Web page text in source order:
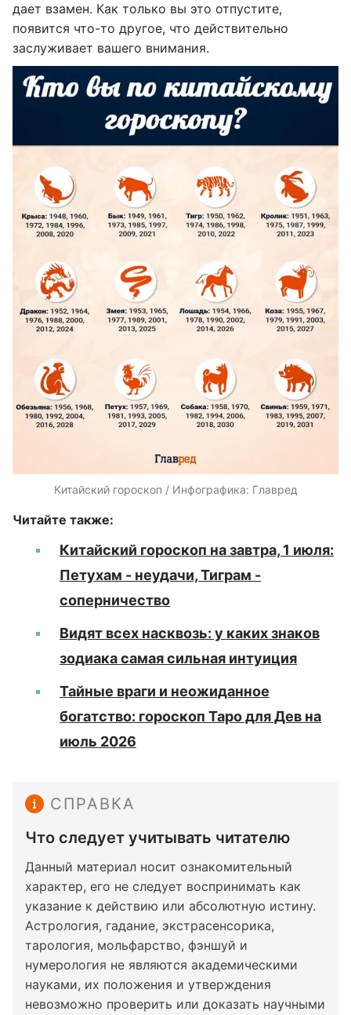
дает взамен. Как только вы это отпустите,
появится что-то другое, что действительно
заслуживает вашего внимания.
Китайский гороскоп / Инфографика: Главред
Читайте также:
Китайский гороскоп на завтра, 1 июля:
Петухам - неудачи, Тиграм -
соперничество
Видят всех насквозь: у каких знаков
зодиака самая сильная интуиция
Тайные враги и неожиданное
богатство: гороскоп Таро для Дев на
июль 2026
СПРАВКА
Что следует учитывать читателю
Данный материал носит ознакомительный
характер, его не следует воспринимать как
указание к действию или абсолютную истину.
Астрология, гадание, экстрасенсорика,
тарология, мольфарство, фэншуй и
нумерология не являются академическими
науками, их положения и утверждения
невозможно проверить или доказать научными